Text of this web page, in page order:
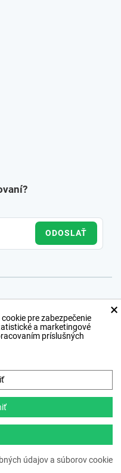
ODOSLAŤ
×
pre zabezpečenie
a marketingové
príslušných
údajov a súborov cookie